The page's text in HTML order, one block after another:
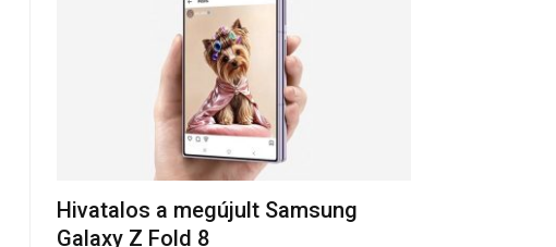
Hivatalos a megújult Samsung
Galaxy Z Fold 8